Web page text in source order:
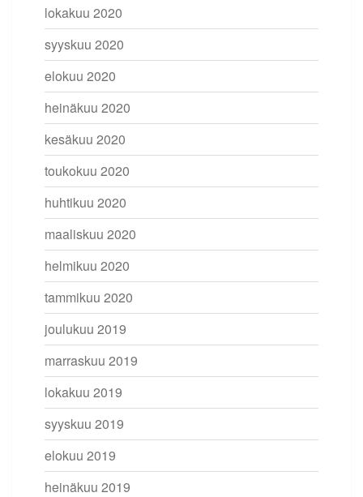
lokakuu 2020
syyskuu 2020
elokuu 2020
heinäkuu 2020
kesäkuu 2020
toukokuu 2020
huhtikuu 2020
maaliskuu 2020
helmikuu 2020
tammikuu 2020
joulukuu 2019
marraskuu 2019
lokakuu 2019
syyskuu 2019
elokuu 2019
heinäkuu 2019